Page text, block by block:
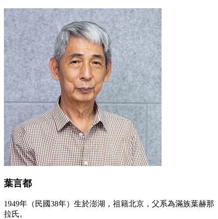
葉言都
1949年（民國38年）生於澎湖，祖籍北京，父系為滿族葉赫那
拉氏。